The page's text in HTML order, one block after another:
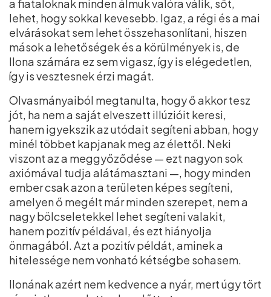
a fiataloknak minden álmuk valóra válik, sőt,
lehet, hogy sokkal kevesebb. Igaz, a régi és a mai
elvárásokat sem lehet összehasonlítani, hiszen
mások a lehetőségek és a körülmények is, de
Ilona számára ez sem vigasz, így is elégedetlen,
így is vesztesnek érzi magát.
Olvasmányaiból megtanulta, hogy ő akkor tesz
jót, ha nem a saját elveszett illúzióit keresi,
hanem igyekszik az utódait segíteni abban, hogy
minél többet kapjanak meg az élettől. Neki
viszont az a meggyőződése — ezt nagyon sok
axiómával tudja alátámasztani —, hogy minden
ember csak azon a területen képes segíteni,
amelyen ő megélt már minden szerepet, nem a
nagy bölcseletekkel lehet segíteni valakit,
hanem pozitív példával, és ezt hiányolja
önmagából. Azt a pozitív példát, aminek a
hitelessége nem vonható kétségbe sohasem.
Ilonának azért nem kedvence a nyár, mert úgy tört